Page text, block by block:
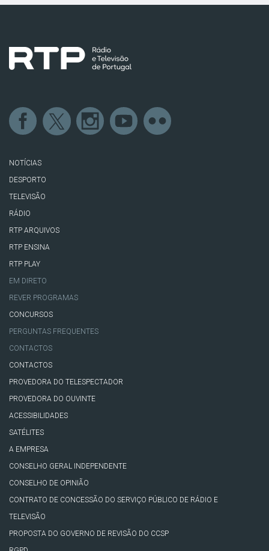
NOTÍCIAS
DESPORTO
TELEVISÃO
RÁDIO
RTP ARQUIVOS
RTP ENSINA
RTP PLAY
EM DIRETO
REVER PROGRAMAS
CONCURSOS
PERGUNTAS FREQUENTES
CONTACTOS
CONTACTOS
PROVEDORA DO TELESPECTADOR
PROVEDORA DO OUVINTE
ACESSIBILIDADES
SATÉLITES
A EMPRESA
CONSELHO GERAL INDEPENDENTE
CONSELHO DE OPINIÃO
CONTRATO DE CONCESSÃO DO SERVIÇO PÚBLICO DE RÁDIO E
TELEVISÃO
PROPOSTA DO GOVERNO DE REVISÃO DO CCSP